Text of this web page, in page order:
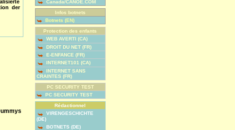
der
Canada/CANOE.COM
Infos botnets
Botnets (EN)
Protection des enfants
WEB AVERTI (CA)
DROIT DU NET (FR)
E-ENFANCE (FR)
INTERNET101 (CA)
INTERNET SANS
CRAINTES (FR)
PC SECURITY TEST
PC SECURITY TEST
Rédactionnel
VIRENGESCHICHTE
(DE)
BOTNETS (DE)